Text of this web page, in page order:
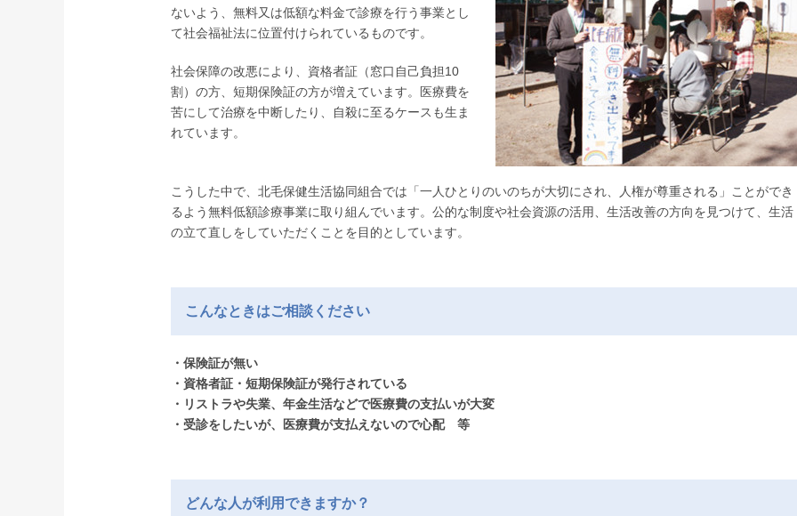
ないよう、無料又は低額な料金で診療を行う事業とし
て社会福祉法に位置付けられているものです。
社会保障の改悪により、資格者証（窓口自己負担10
割）の方、短期保険証の方が増えています。医療費を
苦にして治療を中断したり、自殺に至るケースも生ま
れています。
こうした中で、北毛保健生活協同組合では「一人ひとりのいのちが大切にされ、人権が尊重される」ことができ
るよう無料低額診療事業に取り組んでいます。公的な制度や社会資源の活用、生活改善の方向を見つけて、生活
の立て直しをしていただくことを目的としています。
こんなときはご相談ください
・保険証が無い
・資格者証・短期保険証が発行されている
・リストラや失業、年金生活などで医療費の支払いが大変
・受診をしたいが、医療費が支払えないので心配 等
どんな人が利用できますか？